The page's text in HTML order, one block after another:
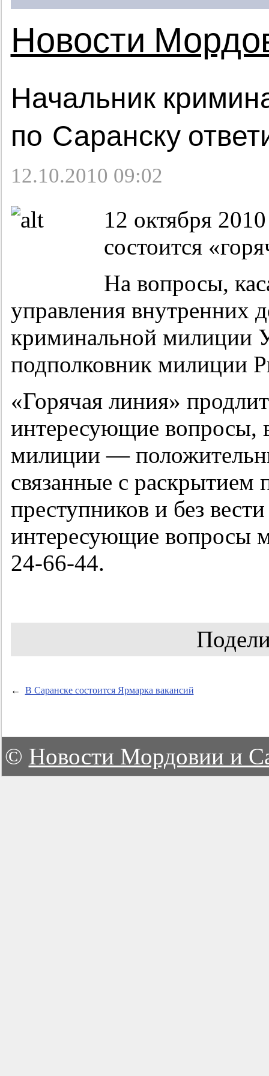
Новости
Начальник
по Саранску
12.10.2010 09:02
12 октября
состоится
На вопросы,
управления внутренних
криминальной милиции
подполковник милиции
«Горячая линия»
интересующие вопросы,
милиции —
связанные с раскрытием
преступников и без
интересующие вопросы
24-66-44.
← В Саранске состоится Ярмарка вакансий
© Новости Мордовии и